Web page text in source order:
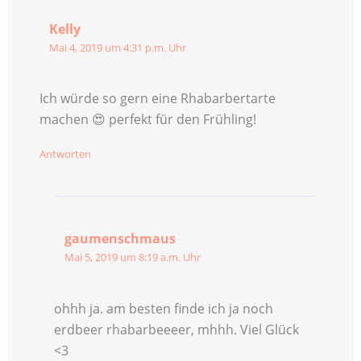
Kelly
Mai 4, 2019 um 4:31 p.m. Uhr
Ich würde so gern eine Rhabarbertarte
machen 😍 perfekt für den Frühling!
Antworten
gaumenschmaus
Mai 5, 2019 um 8:19 a.m. Uhr
ohhh ja. am besten finde ich ja noch
erdbeer rhabarbeeeer, mhhh. Viel Glück
<3